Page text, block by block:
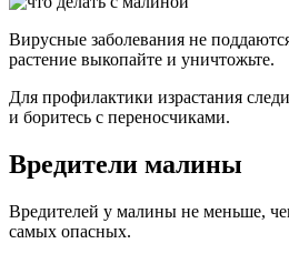
Вирусные заболевания не
растение выкопайте и уничтожьте.
Для профилактики израстания
и боритесь с переносчиками.
Вредители малины
Вредителей у малины не меньше,
самых опасных.